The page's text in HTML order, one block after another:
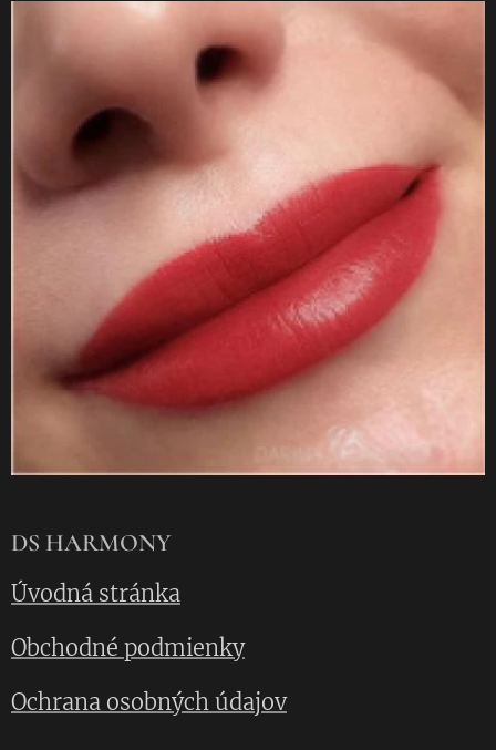
DS HARMONY
Úvodná stránka
Obchodné podmienky
Ochrana osobných údajov